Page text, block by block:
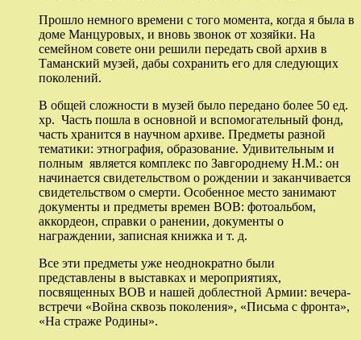
Прошло немного времени с того момента, когда я была в
доме Манцуровых, и вновь звонок от хозяйки. На
семейном совете они решили передать свой архив в
Таманский музей, дабы сохранить его для следующих
поколений.
В общей сложности в музей было передано более 50 ед.
хр. Часть пошла в основной и вспомогательный фонд,
часть хранится в научном архиве. Предметы разной
тематики: этнография, образование. Удивительным и
полным является комплекс по Завгороднему Н.М.: он
начинается свидетельством о рождении и заканчивается
свидетельством о смерти. Особенное место занимают
документы и предметы времен ВОВ: фотоальбом,
аккордеон, справки о ранении, документы о
награждении, записная книжка и т. д.
Все эти предметы уже неоднократно были
представлены в выставках и мероприятиях,
посвященных ВОВ и нашей доблестной Армии: вечера-
встречи «Война сквозь поколения», «Письма с фронта»,
«На страже Родины».